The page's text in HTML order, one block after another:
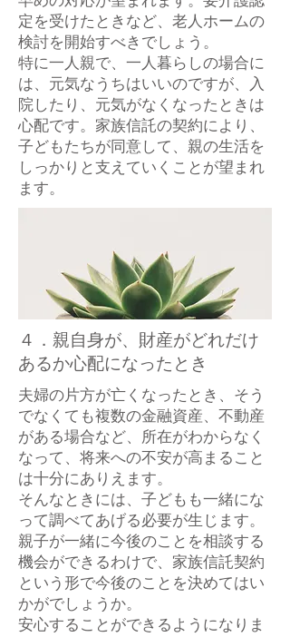
定を受けたときなど、老人ホームの
検討を開始すべきでしょう。
特に一人親で、一人暮らしの場合に
は、元気なうちはいいのですが、入
院したり、元気がなくなったときは
心配です。家族信託の契約により、
子どもたちが同意して、親の生活を
しっかりと支えていくことが望まれ
ます。
４．親自身が、財産がどれだけ
あるか心配になったとき
夫婦の片方が亡くなったとき、そう
でなくても複数の金融資産、不動産
がある場合など、所在がわからなく
なって、将来への不安が高まること
は十分にありえます。
そんなときには、子どもも一緒にな
って調べてあげる必要が生じます。
親子が一緒に今後のことを相談する
機会ができるわけで、家族信託契約
という形で今後のことを決めてはい
かがでしょうか。
安心することができるようになりま